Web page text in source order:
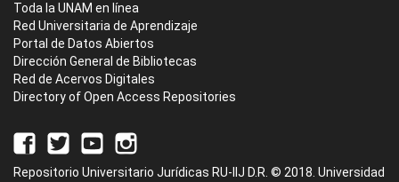
Toda la UNAM en línea
Red Universitaria de Aprendizaje
Portal de Datos Abiertos
Dirección General de Bibliotecas
Red de Acervos Digitales
Directory of Open Access Repositories
Repositorio Universitario Jurídicas RU-IIJ D.R. © 2018. Universidad